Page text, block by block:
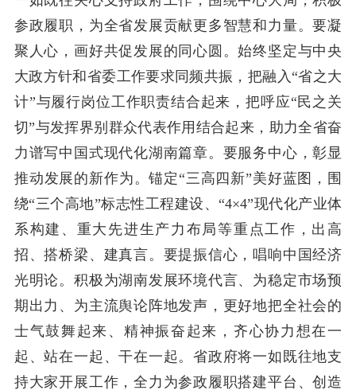
参政履职，为全省发展贡献更多智慧和力量。要凝
聚人心，画好共促发展的同心圆。始终坚定与中央
大政方针和省委工作要求同频共振，把融入 “省之大
计”与履行岗位工作职责结合起来，把呼应“民之关
切”与发挥界别群众代表作用结合起来，助力全省奋
力谱写中国式现代化湖南篇章。 要服务中心，彰显
推动发展的新作为。锚定 “三高四新”美好蓝图， 围
绕“三个高地”标志性工程建设、 “4×4”现代化产业体
系构建、重大先进生产力布局等重 点工作， 出高
招 、搭桥梁、建真言。 要提振信心，唱响中国经济
光明论。 积极为湖南发展环境代言、为稳定市场预
期出力、为主流舆论阵地发声，更好地把全社会的
士气鼓舞起来、精神振奋起来 ，齐心协力 想在一
起、站在一起、干在一起。省政府将一如既往地支
持大家开展工作，全力为参政履职搭建平台、创造